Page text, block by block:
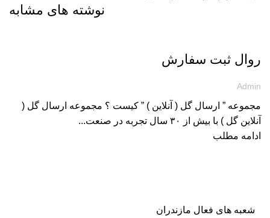
نوشته های مشابه
روال ثبت سفارش
Admin
مجموعه ” ارسال گل ( آنلاین ) ” کیست ؟ مجموعه ارسال گل (
آنلاین گل ) با بیش از ۳۰ سال تجربه در صنعت...
ادامه مطلب
شعبه های فعال مازندران